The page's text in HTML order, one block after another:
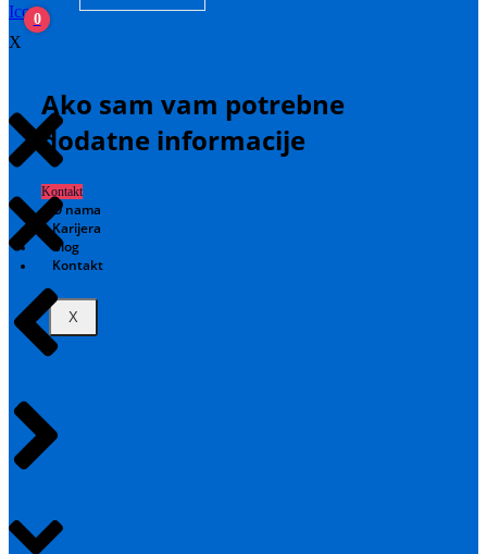
Ako sam vam potrebne
dodatne informacije
Kontakt
O nama
Karijera
Blog
Kontakt
X
0
X